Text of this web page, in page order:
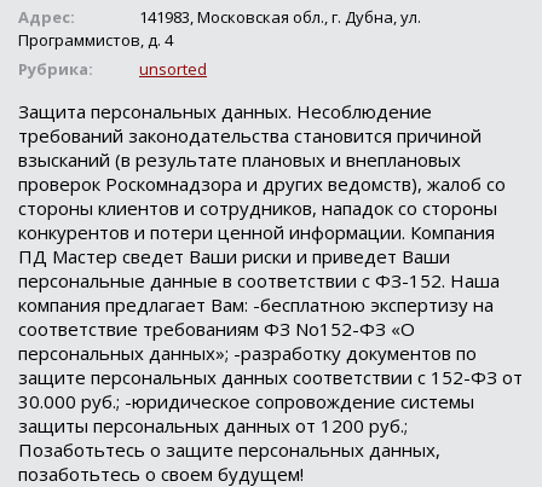
Адрес:
141983, Московская обл., г. Дубна, ул.
Программистов, д. 4
Рубрика:
unsorted
Защита персональных данных. Несоблюдение
требований законодательства становится причиной
взысканий (в результате плановых и внеплановых
проверок Роскомнадзора и других ведомств), жалоб со
стороны клиентов и сотрудников, нападок со стороны
конкурентов и потери ценной информации. Компания
ПД Мастер сведет Ваши риски и приведет Ваши
персональные данные в соответствии с ФЗ-152. Наша
компания предлагает Вам: -бесплатною экспертизу на
соответствие требованиям ФЗ No152-ФЗ «О
персональных данных»; -разработку документов по
защите персональных данных соответствии с 152-ФЗ от
30.000 руб.; -юридическое сопровождение системы
защиты персональных данных от 1200 руб.;
Позаботьтесь о защите персональных данных,
позаботьтесь о своем будущем!